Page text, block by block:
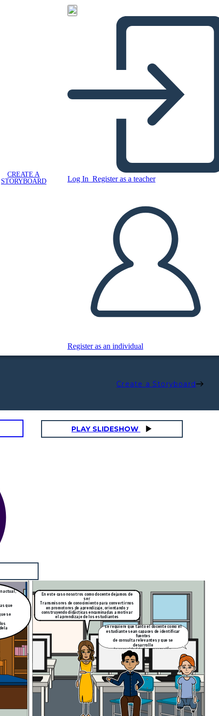
CREATE A
STORYBOARD
Log In Register as a teacher
Register as an individual
Create a Storyboard
PLAY SLIDESHOW
actual,
que
se
En este caso nosotros como docente dejamos de
ser
Transmisores de conocimiento para convertirnos
en promotores de aprendizaje, orientando y
construyendo didácticas encaminadas a motivar
el aprendizaje de los estudiantes
se requiere que tanto el docente como el
estudiante sean capaces de identificar
fuentes
de consulta relevantes y que se
desarrolle
la capacidad de interpretación,